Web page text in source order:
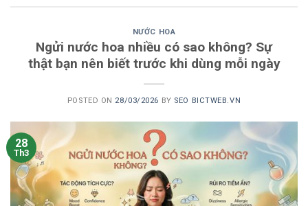
NƯỚC HOA
Ngửi nước hoa nhiều có sao không? Sự
thật bạn nên biết trước khi dùng mỗi ngày
POSTED ON 28/03/2026 BY SEO BICTWEB.VN
28
Th3